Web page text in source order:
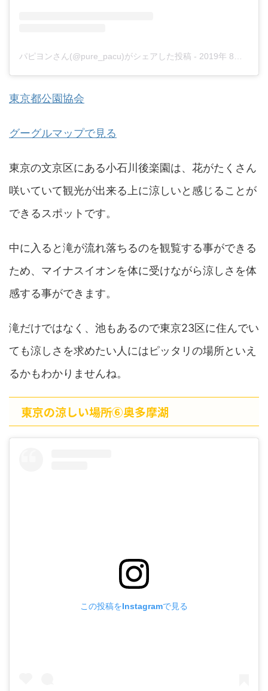
パピヨンさん(@pure_pacu)がシェアした投稿 - 2019年 8月月5日午前5時58分PDT
東京都公園協会
グーグルマップで見る
東京の文京区にある小石川後楽園は、花がたくさん
咲いていて観光が出来る上に涼しいと感じることが
できるスポットです。
中に入ると滝が流れ落ちるのを観覧する事ができる
ため、マイナスイオンを体に受けながら涼しさを体
感する事ができます。
滝だけではなく、池もあるので東京23区に住んでい
ても涼しさを求めたい人にはピッタリの場所といえ
るかもわかりませんね。
東京の涼しい場所⑥奥多摩湖
この投稿をInstagramで見る